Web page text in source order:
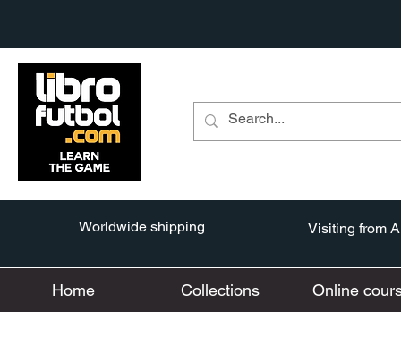
Worldwide shipping Visiting from
Home Collections Online